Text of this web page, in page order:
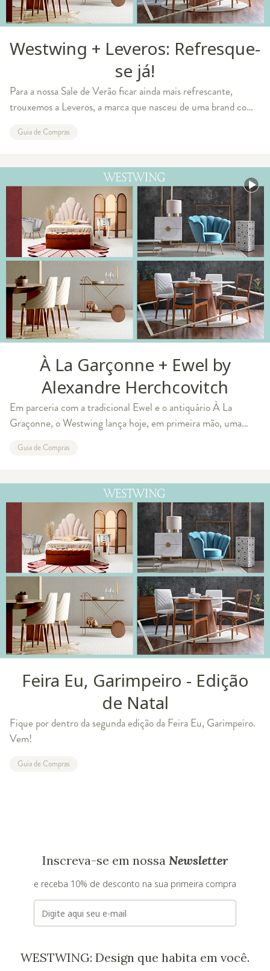
Westwing + Leveros: Refresque-
se já!
Para a nossa Sale de Verão ficar ainda mais refrescante,
trouxemos a Leveros, a marca que nasceu de uma brand com
dona de um portfolio rechead
Guia de Compras
À La Garçonne + Ewel by
Alexandre Herchcovitch
Em parceria com a tradicional Ewel e o antiquário À La
Graçonne, o Westwing lança hoje, em primeira mão, uma
por Alexandre Herchcovitch. Q
Guia de Compras
Feira Eu, Garimpeiro - Edição
de Natal
Fique por dentro da segunda edição da Feira Eu, Garimpeiro.
Vem!
Guia de Compras
Inscreva-se em nossa Newsletter
e receba 10% de desconto na sua primeira compra
E-mail
WESTWING: Design que habita em você.